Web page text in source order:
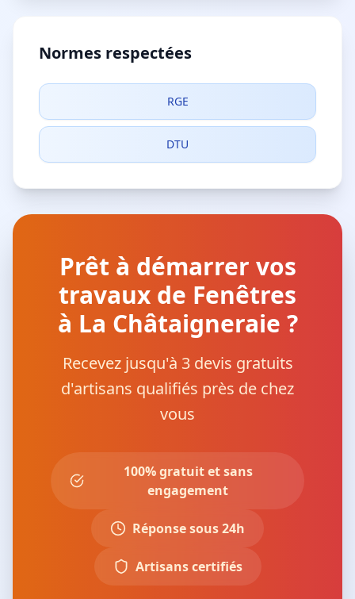
Normes respectées
RGE
DTU
Prêt à démarrer vos
travaux de Fenêtres
à La Châtaigneraie ?
Recevez jusqu'à 3 devis gratuits
d'artisans qualifiés près de chez
vous
100% gratuit et sans
engagement
Réponse sous 24h
Artisans certifiés